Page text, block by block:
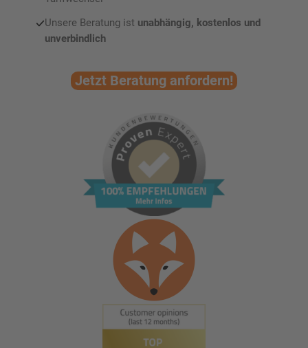
Unsere Beratung ist unabhängig, kostenlos und
unverbindlich
Jetzt Beratung anfordern!